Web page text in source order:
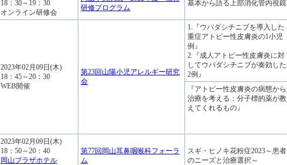
18：30～19：30
オンライン研修会
研修プログラム
基本から語る上部消化管内視鏡
2023年02月09日(木)
18：45～20：30
WEB開催
第23回山陽小児アレルギー研究
会
1.『ウパダシチニブを導入した
重症アトピー性皮膚炎の1小児
例』
2.『成人アトピー性皮膚炎に対
してウパダシチニブが奏効した
2例』
『アトピー性皮膚炎の病態から
治療を考える：分子標的薬が教
えてくれるもの』
2023年02月09日(木)
18：50～20：40
岡山プラザホテル
第77回岡山耳鼻咽喉科フォーラ
ム
スギ・ヒノキ花粉症2023～患者
のニーズと治療選択～